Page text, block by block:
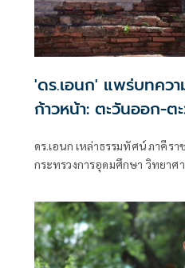
'ดร.เอนก' แพร่บทคว
ก้าวหน้า: ตะวันออก-
ดร.เอนก เหล่าธรรมทัศน์ ภาคีร
กระทรวงการอุดมศึกษา วิทยาศาส
กับพลวัตของสรรพสิ่ง มีเนื้อหาดั